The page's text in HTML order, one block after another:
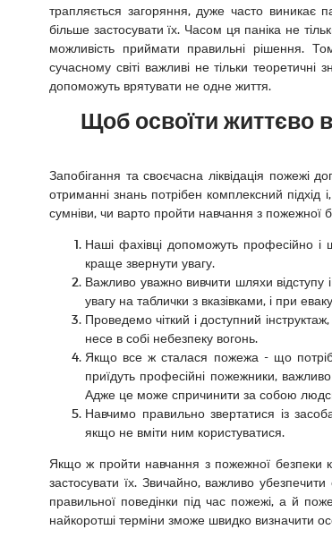
трапляється загоряння, дуже часто виникає
більше застосувати їх. Часом ця паніка не
можливість приймати правильні рішення.
сучасному світі важливі не тільки
допоможуть врятувати не одне життя.
Щоб освоїти життєво
Запобігання та своєчасна ліквідація пожежі
отриманні знань потрібен комплексний
сумніви, чи варто пройти навчання з пожежної
Наші фахівці допоможуть професійно
краще звернути увагу.
Важливо уважно вивчити шляхи відступу
увагу на таблички з вказівками, і при
Проведемо чіткий і доступний
несе в собі небезпеку вогонь.
Якщо все ж сталася пожежа - що
приїдуть професійні пожежники,
Адже це може спричинити за собою
Навчимо правильно звертатися із
якщо не вміти ним користуватися.
Якщо ж пройти навчання з пожежної безпеки
застосувати їх. Звичайно, важливо
правильної поведінки під час пожежі, а й
найкоротші терміни зможе швидко визначити